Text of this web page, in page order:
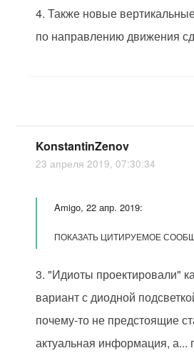
4. Также новые
по направлению движения
KonstantinZenov
23 апреля 2019, 07:30:34
Amigo, 22 апр. 2019:
ПОКАЗАТЬ ЦИТИРУЕМОЕ
3. "Идиоты проектировали"
вариант с диодной
почему-то не предстоящие
актуальная информация, а...